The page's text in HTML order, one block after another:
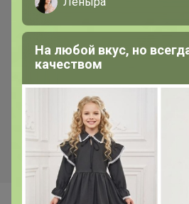
Хит
370р
приготовления хлебо-
булочных изделий (аналог
Боу де Кежо), 1 кг
На любой вкус, но
качеством